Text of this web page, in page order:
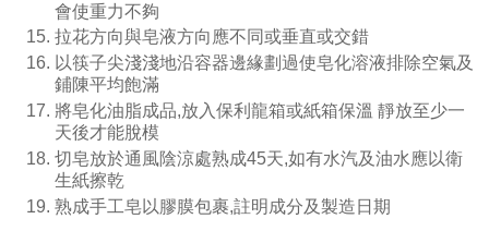
會使重力不夠
拉花方向與皂液方向應不同或垂直或交錯
以筷子尖淺淺地沿容器邊緣劃過使皂化溶液排除空氣及
鋪陳平均飽滿
將皂化油脂成品,放入保利龍箱或紙箱保溫 靜放至少一
天後才能脫模
切皂放於通風陰涼處熟成45天,如有水汽及油水應以衛
生紙擦乾
熟成手工皂以膠膜包裹,註明成分及製造日期